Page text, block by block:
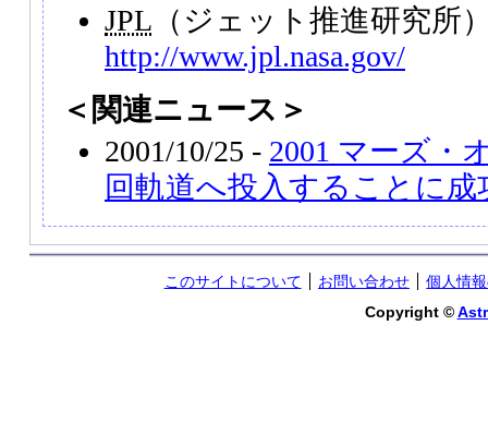
JPL （ジェット推進研究所
http://www.jpl.nasa.gov/
＜関連ニュース＞
2001/10/25 - 2001 マーズ・
回軌道へ投入することに成
このサイトについて お問い合わせ
個人情
Copyright ©